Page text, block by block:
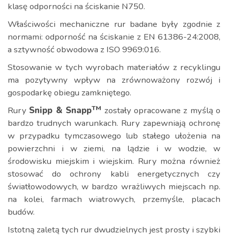
klasę odporności na ściskanie N750.
Właściwości mechaniczne rur badane były zgodnie z
normami: odporność na ściskanie z EN 61386-24:2008,
a sztywność obwodowa z ISO 9969:016.
Stosowanie w tych wyrobach materiałów z recyklingu
ma pozytywny wpływ na zrównoważony rozwój i
gospodarkę obiegu zamkniętego.
Rury Snipp & SnappTM zostały opracowane z myślą o
bardzo trudnych warunkach. Rury zapewniają ochronę
w przypadku tymczasowego lub stałego ułożenia na
powierzchni i w ziemi, na lądzie i w wodzie, w
środowisku miejskim i wiejskim. Rury można również
stosować do ochrony kabli energetycznych czy
światłowodowych, w bardzo wrażliwych miejscach np.
na kolei, farmach wiatrowych, przemyśle, placach
budów.
Istotną zaletą tych rur dwudzielnych jest prosty i szybki